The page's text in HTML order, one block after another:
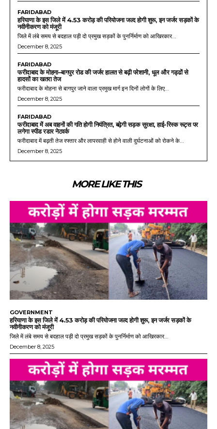
FARIDABAD
हरियाणा के इस जिले में 4.53 करोड़ की परियोजना जल्द होगी शुरू, इन जर्जर सड़कों के
नवीनीकरण को मंजूरी
जिले में लंबे समय से बदहाल पड़ी दो प्रमुख सड़कों के पुनर्निर्माण को आखिरकार...
December 8, 2025
FARIDABAD
फरीदाबाद के मोहना–बागपुर रोड की जर्जर हालत से बढ़ी परेशानी, धूल और गड्ढों से
हादसों का खतरा तेज
फरीदाबाद के मोहना से बागपुर जाने वाला प्रमुख मार्ग इन दिनों लोगों के लिए...
December 8, 2025
FARIDABAD
फरीदाबाद में अब वाहनों की गति होगी नियंत्रित, बढ़ेगी सड़क सुरक्षा, हाई-रिस्क रूट्स पर
लगेगा स्पीड रडार नेटवर्क
फरीदाबाद में बढ़ती तेज रफ्तार और लापरवाही से होने वाली दुर्घटनाओं को रोकने के...
December 8, 2025
MORE LIKE THIS
GOVERNMENT
हरियाणा के इस जिले में 4.53 करोड़ की परियोजना जल्द होगी शुरू, इन जर्जर सड़कों के
नवीनीकरण को मंजूरी
जिले में लंबे समय से बदहाल पड़ी दो प्रमुख सड़कों के पुनर्निर्माण को आखिरकार...
December 8, 2025